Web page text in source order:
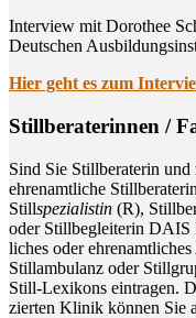
Interview mit Dorothee
Deutschen
Hier geht es zum
Still­be­ra­te­rin­nen /
Sind Sie Still­be­ra­te­rin
ehren­amt­li­che
Stillspe­zia­lis­tin (R),
oder Still­be­glei­te­rin
li­ches oder
Still­am­bu­lanz oder
Still-Lexi­kons ein­tra­gen.
zier­ten Kli­nik kön­nen Sie